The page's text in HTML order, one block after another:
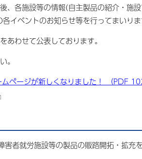
、各施設等の情報(自主製品の紹介・施
イベントのお知らせ等を行ってまいりま
わせて公表しております。
。
ページが新しくなりました！ （PDF
者就労施設等の製品の販路開拓・拡充